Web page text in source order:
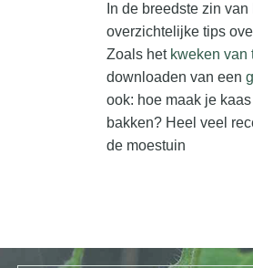
In de breedste zin
overzichtelijke tips
Zoals het kweken van
downloaden van een
ook: hoe maak je
bakken? Heel veel
de moestuin